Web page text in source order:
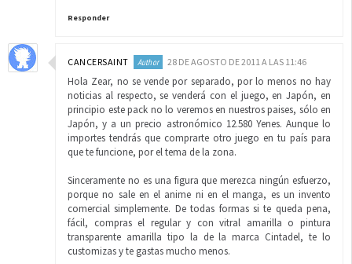
Responder
CANCERSAINT 28 DE AGOSTO DE 2011 A LAS 11:46
Hola Zear, no se vende por separado, por lo menos no hay
noticias al respecto, se venderá con el juego, en Japón, en
principio este pack no lo veremos en nuestros paises, sólo en
Japón, y a un precio astronómico 12.580 Yenes. Aunque lo
importes tendrás que comprarte otro juego en tu país para
que te funcione, por el tema de la zona.
Sinceramente no es una figura que merezca ningún esfuerzo,
porque no sale en el anime ni en el manga, es un invento
comercial simplemente. De todas formas si te queda pena,
fácil, compras el regular y con vitral amarilla o pintura
transparente amarilla tipo la de la marca Cintadel, te lo
customizas y te gastas mucho menos.